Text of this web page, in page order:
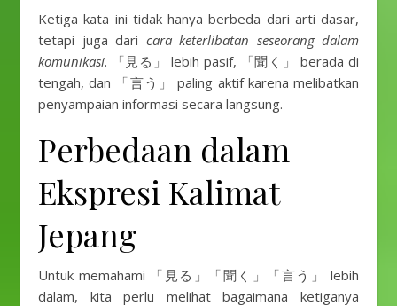
Ketiga kata ini tidak hanya berbeda dari arti dasar,
tetapi juga dari cara keterlibatan seseorang dalam
komunikasi. 「見る」 lebih pasif, 「聞く」 berada di
tengah, dan 「言う」 paling aktif karena melibatkan
penyampaian informasi secara langsung.
Perbedaan dalam
Ekspresi Kalimat
Jepang
Untuk memahami 「見る」「聞く」「言う」 lebih
dalam, kita perlu melihat bagaimana ketiganya